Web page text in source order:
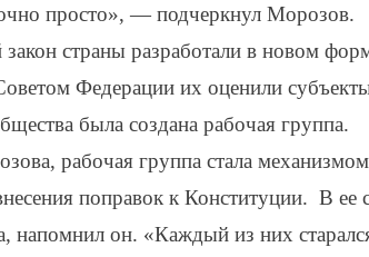
просто», — подчеркнул Морозов.
страны разработали в новом
Федерации их оценили
была создана рабочая группа.
рабочая группа стала
поправок к Конституции. В ее
напомнил он. «Каждый из них